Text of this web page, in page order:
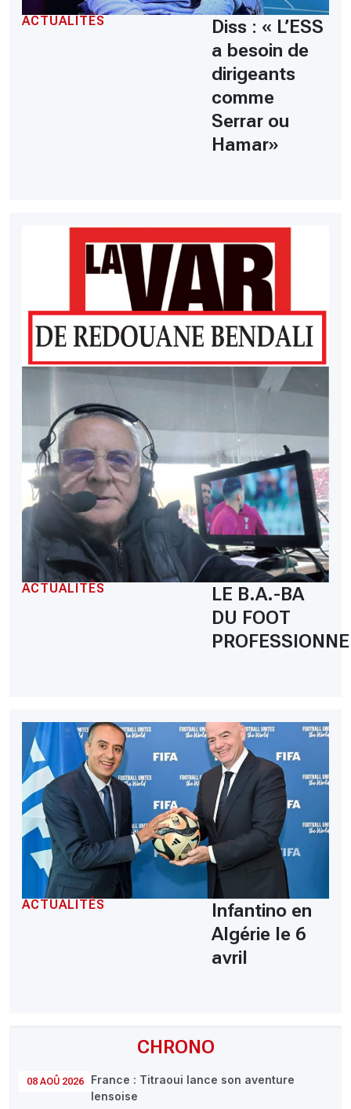
CHRONO
08 AOÛ 2026
France : Titraoui lance son aventure
lensoise
ACTUALITÉS
Diss : « L’ESS
a besoin de
dirigeants
comme
Serrar ou
Hamar»
ACTUALITÉS
LE B.A.-BA
DU FOOT
ACTUALITÉS
Infantino en
Algérie le 6
avril